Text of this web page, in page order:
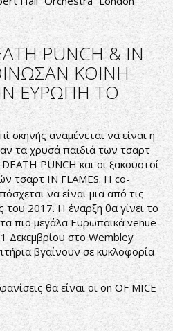
PUNCH & IN
ΚΟΙΝΗ
ΕΥΡΩΠΗ ΤΟ
σκηνής αναμένεται να είναι η
τα χρυσά παιδιά των τσαρτ
PUNCH και οι ξακουστοί
τσαρτ IN FLAMES. Η co-
να είναι μια από τις
του 2017. Η έναρξη θα γίνει το
πιο μεγάλα Ευρωπαϊκά venue
Δεκεμβρίου στο Wembley
βγαίνουν σε κυκλοφορία
θα είναι οι on OF MICE